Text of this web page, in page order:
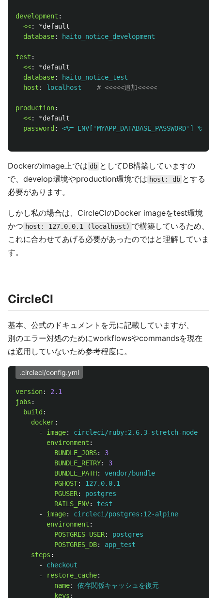
development :
<<:
*default
database: haito_notice_development
test :
<<:
*default
database:
haito_notice_test
host : localhost # <<<<<追加<<<<<
production:
<<:
*default
password : <%= ENV['MYAPP_DATABASE_PASSWORD'] %>
Dockerのimage上では db としてDB構築していますの
で、develop環境やproduction環境では host: db とする
必要があります。
しかし私の場合は、CircleCIのDocker imageをtest環境
かつ host: 127.0.0.1 (localhost) で構築しているため、
これに合わせてあげる必要があったのではと理解していま
す。
CircleCI
基本、公式のドキュメントを元に記載していますが、
別のエラー対処のためにworkflowsやcommandsを現在
は適用していないため参考程度に。
.circleci/config.yml
version:
2.1
jobs :
build :
docker:
-
image:
circleci/ruby:2.6.3-stretch-node
environment :
BUNDLE_JOBS:
3
BUNDLE_RETRY:
3
BUNDLE_PATH:
vendor/bundle
PGHOST:
127.0.0.1
PGUSER:
postgres
RAILS_ENV:
test
-
image:
circleci/postgres:12-alpine
environment :
POSTGRES_USER:
postgres
POSTGRES_DB:
app_test
steps :
-
checkout
-
restore_cache:
name:
依存関係キャッシュを復元
keys :